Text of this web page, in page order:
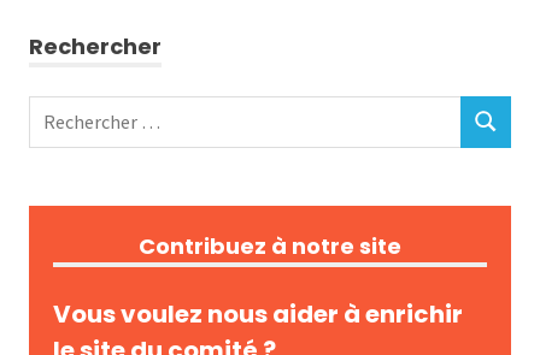
Rechercher
Rechercher
Contribuez à notre site
Vous voulez nous aider à enrichir